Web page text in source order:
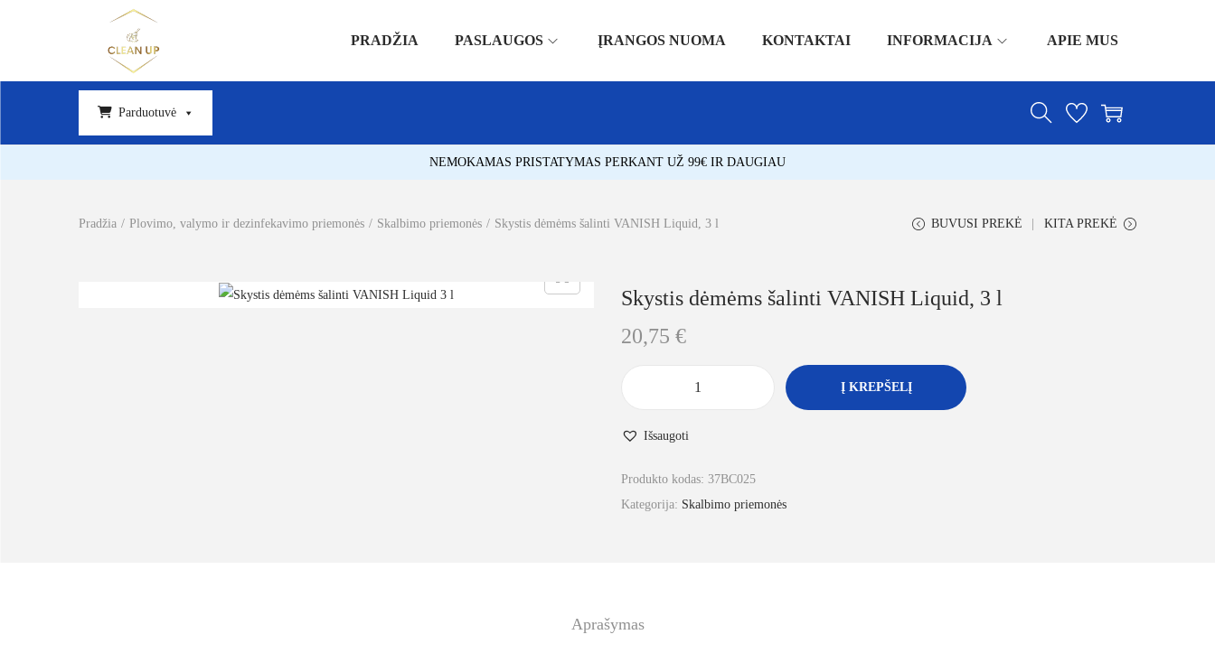
PRADŽIA PASLAUGOS ĮRANGOS NUOMA KONTAKTAI INFORMACIJA APIE MUS
Parduotuvė
NEMOKAMAS PRISTATYMAS PERKANT UŽ 99€ IR DAUGIAU
Pradžia / Plovimo, valymo ir dezinfekavimo priemonės / Skalbimo priemonės / Skystis dėmėms šalinti VANISH Liquid, 3 l BUVUSI PREKĖ KITA PREKĖ
Skystis dėmėms šalinti VANISH Liquid, 3 l
20,75 €
Į KREPŠELĮ
Išsaugoti
Produkto kodas: 37BC025
Kategorija: Skalbimo priemonės
Aprašymas